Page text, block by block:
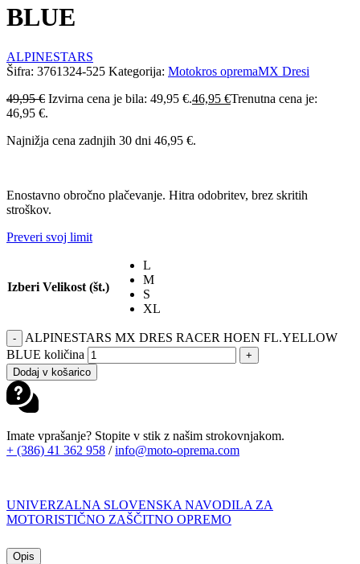
BLUE
ALPINESTARS
Šifra: 3761324-525 Kategorija: Motokros opremaMX Dresi
49,95€ Izvirna cena je bila: 49,95 €.46,95 €Trenutna cena je:
46,95 €.
Najnižja cena zadnjih 30 dni 46,95 €.
Enostavno obročno plačevanje. Hitra odobritev, brez skritih
stroškov.
Preveri svoj limit
Izberi Velikost (št.)
L
M
S
XL
-
ALPINESTARS MX DRES RACER HOEN FL.YELLOW
BLUE količina
+
Dodaj v košarico
Imate vprašanje? Stopite v stik z našim strokovnjakom.
+ (386) 41 362 958 /info@moto-oprema.com
UNIVERZALNA SLOVENSKA NAVODILA ZA
MOTORISTIČNO ZAŠČITNO OPREMO
Opis